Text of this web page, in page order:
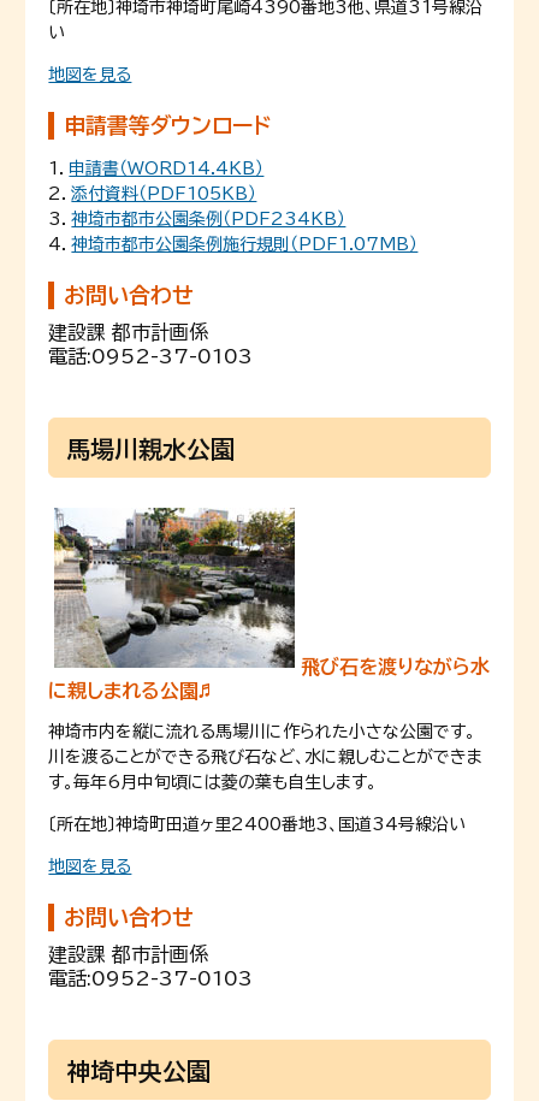
〔所在地〕神埼市神埼町尾崎4390番地3他、県道31号線沿
い
地図を見る
申請書等ダウンロード
1． 申請書（WORD14.4KB）
2．添付資料（PDF105KB）
3．神埼市都市公園条例（PDF234KB）
4．神埼市都市公園条例施行規則（PDF1.07MB）
お問い合わせ
建設課 都市計画係
電話:0952-37-0103
馬場川親水公園
飛び石を渡りながら水
に親しまれる公園♬
神埼市内を縦に流れる馬場川に作られた小さな公園です。
川を渡ることができる飛び石など、水に親しむことができま
す。毎年6月中旬頃には菱の葉も自生します。
〔所在地〕神埼町田道ヶ里2400番地3、国道34号線沿い
地図を見る
お問い合わせ
建設課 都市計画係
電話:0952-37-0103
神埼中央公園